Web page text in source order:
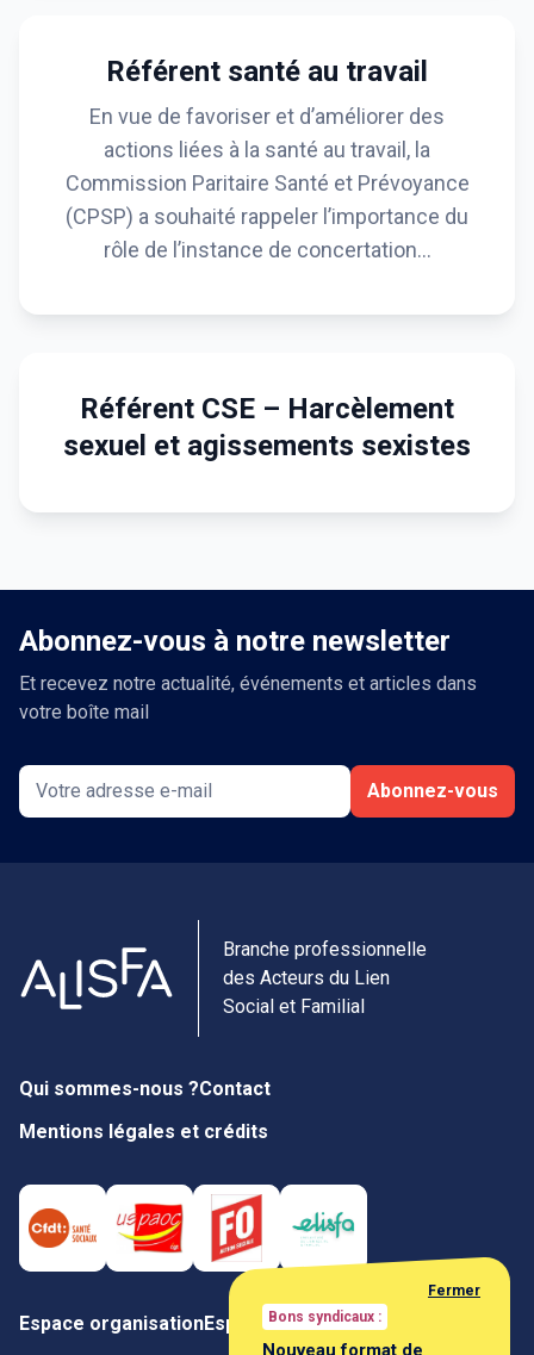
Référent santé au travail
En vue de favoriser et d’améliorer des
actions liées à la santé au travail, la
Commission Paritaire Santé et Prévoyance
(CPSP) a souhaité rappeler l’importance du
rôle de l’instance de concertation…
Référent CSE – Harcèlement
sexuel et agissements sexistes
Abonnez-vous à notre newsletter
Et recevez notre actualité, événements et articles dans
votre boîte mail
Abonnez-vous
Branche professionnelle
des Acteurs du Lien
Social et Familial
Qui sommes-nous ?Contact
Mentions légales et crédits
Espace organisationEspace négociateur
Fermer
Bons syndicaux :
Nouveau format de